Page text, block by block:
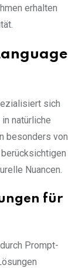
erhalten
sich
natürliche
besonders von
Nuancen.
für
Prompt-